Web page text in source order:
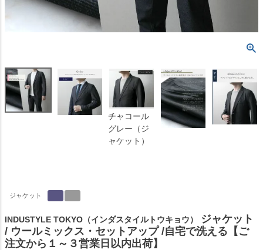
チャコール
グレー（ジ
ャケット）
ジャケット
INDUSTYLE TOKYO（インダスタイルトウキョウ）
ジャケット
/ ウールミックス・セットアップ /自宅で洗える【ご
注文から１～３営業日以内出荷】